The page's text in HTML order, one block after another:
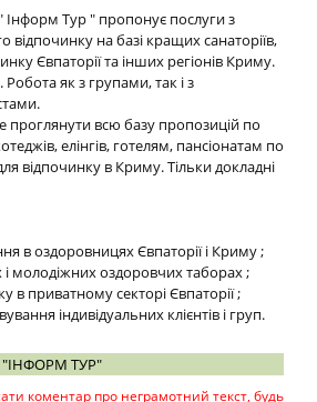
Інформ Тур " пропонує послуги з
відпочинку на базі кращих санаторіїв,
Євпаторії та інших регіонів Криму.
як з групами, так і з
проглянути всю базу пропозицій по
елінгів, готелям, пансіонатам по
відпочинку в Криму. Тільки докладні
в оздоровницях Євпаторії і Криму ;
молодіжних оздоровчих таборах ;
в приватному секторі Євпаторії ;
індивідуальних клієнтів і груп.
"ІНФОРМ ТУР"
коментар про неграмотний текст, будь